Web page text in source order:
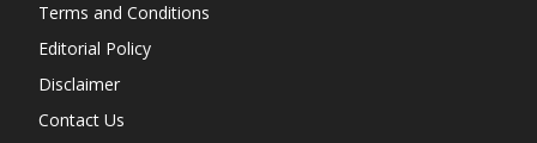
Terms and Conditions
Editorial Policy
Disclaimer
Contact Us